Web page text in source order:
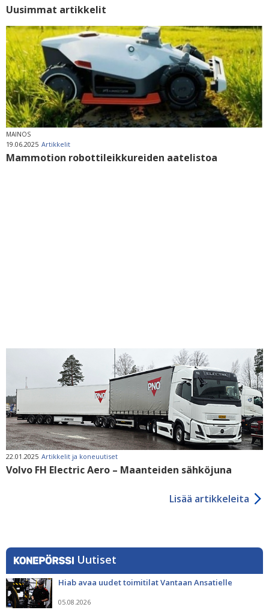
Uusimmat artikkelit
MAINOS
19.06.2025 Artikkelit
Mammotion robottileikkureiden aatelistoa
22.01.2025 Artikkelit ja koneuutiset
Volvo FH Electric Aero – Maanteiden sähköjuna
Lisää artikkeleita
Uutiset
Hiab avaa uudet toimitilat Vantaan Ansatielle
05.08.2026